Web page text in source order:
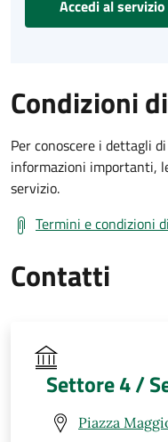
Accedi al servizio
Condizioni
Per conoscere i dettagli
informazioni importanti,
servizio.
Termini e condizioni
Contatti
Settore 4 /
Piazza